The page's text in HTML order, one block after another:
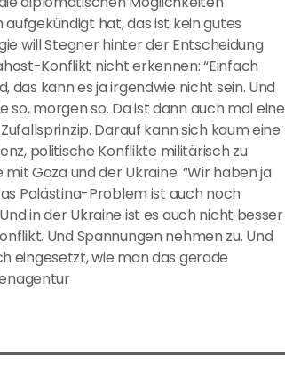
hat, das ist kein gutes
will Stegner hinter der Entscheidung
Konflikt nicht erkennen: “Einfach
das kann es ja irgendwie nicht sein. Und
morgen so. Da ist dann auch mal eine
Darauf kann sich kaum eine
politische Konflikte militärisch zu
Gaza und der Ukraine: “Wir haben ja
Palästina-Problem ist auch noch
in der Ukraine ist es auch nicht besser
Und Spannungen nehmen zu. Und
eingesetzt, wie man das gerade